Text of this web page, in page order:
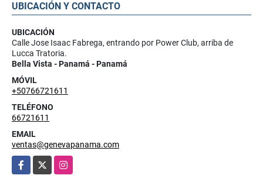
UBICACIÓN Y CONTACTO
UBICACIÓN
Calle Jose Isaac Fabrega, entrando por Power Club, arriba de
Lucca Tratoria.
Bella Vista - Panamá - Panamá
MÓVIL
+50766721611
TELÉFONO
66721611
EMAIL
ventas@genevapanama.com
Facebook
Instagram